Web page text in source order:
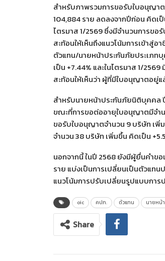
สำหรับภาพรวมการขอรับใบอนุญา
104,884 ราย ลดลงจากปีก่อน คิดเ
ไตรมาส 1/2569 ซึ่งมีจำนวนการข
สะท้อนให้เห็นถึงแนวโน้มการเข้า
ตัวแทน/นายหน้าประกันภัยประเภท
เป็น +7.44% และในไตรมาส 1/
สะท้อนให้เห็นว่า ผู้ที่มีใบอนุญาตอยู่
สำหรับนายหน้าประกันภัยนิติบุคคล
ขณะที่การขอต่ออายุใบอนุญาตมีจำ
ขอรับใบอนุญาตจำนวน 9 บริษัท เพิ่
จำนวน 38 บริษัท เพิ่มขึ้น คิดเป็น
นอกจากนี้ ในปี 2568 ยังมีผู้ยื่นคำข
ราย แบ่งเป็นการเปลี่ยนเป็นตัวแทน
แนวโน้มการปรับเปลี่ยนรูปแบบกา
oic คปภ. ตัวแทน นายหน้า
Share